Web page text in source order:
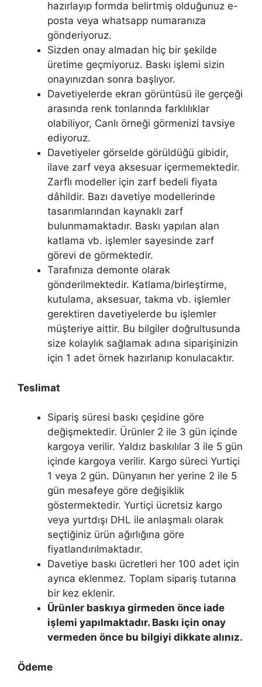
hazırlayıp formda belirtmiş olduğunuz e-
posta veya whatsapp numaranıza
gönderiyoruz.
Sizden onay almadan hiç bir şekilde
üretime geçmiyoruz. Baskı işlemi sizin
onayınızdan sonra başlıyor.
Davetiyelerde ekran görüntüsü ile gerçeği
arasında renk tonlarında farklılıklar
olabiliyor, Canlı örneği görmenizi tavsiye
ediyoruz.
Davetiyeler görselde görüldüğü gibidir,
ilave zarf veya aksesuar içermemektedir.
Zarflı modeller için zarf bedeli fiyata
dâhildir. Bazı davetiye modellerinde
tasarımlarından kaynaklı zarf
bulunmamaktadır. Baskı yapılan alan
katlama vb. işlemler sayesinde zarf
görevi de görmektedir.
Tarafınıza demonte olarak
gönderilmektedir. Katlama/birleştirme,
kutulama, aksesuar, takma vb. işlemler
gerektiren davetiyelerde bu işlemler
müşteriye aittir. Bu bilgiler doğrultusunda
size kolaylık sağlamak adına siparişinizin
için 1 adet örnek hazırlanıp konulacaktır.
Teslimat
Sipariş süresi baskı çeşidine göre
değişmektedir. Ürünler 2 ile 3 gün içinde
kargoya verilir. Yaldız baskılılar 3 ile 5 gün
içinde kargoya verilir. Kargo süreci Yurtiçi
1 veya 2 gün. Dünyanın her yerine 2 ile 5
gün mesafeye göre değişiklik
göstermektedir. Yurtiçi ücretsiz kargo
veya yurtdışı DHL ile anlaşmalı olarak
seçtiğiniz ürün ağırlığına göre
fiyatlandırılmaktadır.
Davetiye baskı ücretleri her 100 adet için
ayrıca eklenmez. Toplam sipariş tutarına
bir kez eklenir.
Ürünler baskıya girmeden önce iade
işlemi yapılmaktadır. Baskı için onay
vermeden önce bu bilgiyi dikkate alınız.
Ödeme